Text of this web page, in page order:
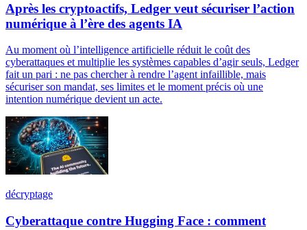
Après les cryptoactifs, Ledger veut sécuriser l’action
numérique à l’ère des agents IA
Au moment où l’intelligence artificielle réduit le coût des
cyberattaques et multiplie les systèmes capables d’agir seuls, Ledger
fait un pari : ne pas chercher à rendre l’agent infaillible, mais
sécuriser son mandat, ses limites et le moment précis où une
intention numérique devient un acte.
décryptage
Cyberattaque contre Hugging Face : comment